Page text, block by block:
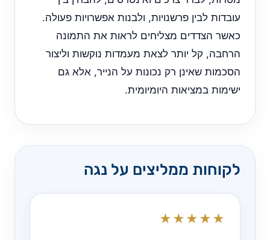
עובדות לבין פרשנויות, ולבנות אפשרויות פעולה.
כאשר הצדדים מצליחים לראות את התמונה
הרחבה, קל יותר לצאת מעמדות נוקשות וליצור
הסכמות שאינן רק נכונות על הנייר, אלא גם
ישימות במציאות היומיומית.
לקוחות ממליצים על נגה
★★★★★